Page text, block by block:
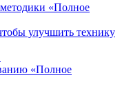
«Полное
улучшить технику
«Полное